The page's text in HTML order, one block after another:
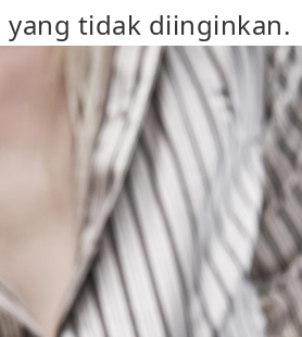
tidak diinginkan.